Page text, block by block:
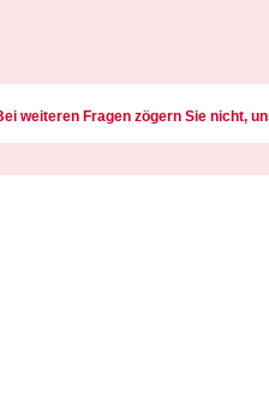
weiteren Fragen zögern Sie nicht,